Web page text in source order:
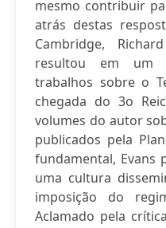
mesmo contribuir
atrás destas
Cambridge,
resultou em um
trabalhos sobre o
chegada do 3o
volumes do autor
publicados pela
fundamental, Evans
uma cultura
imposição do
Aclamado pela